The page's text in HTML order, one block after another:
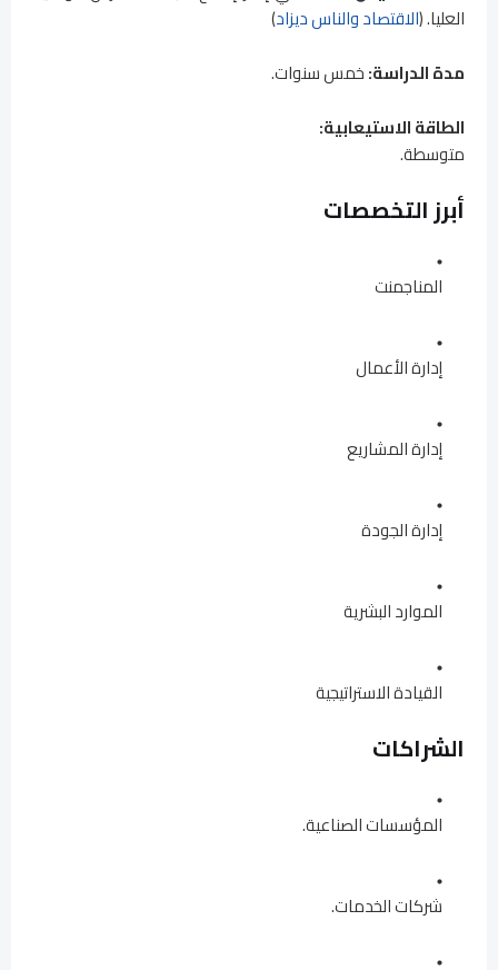
العليا. (الاقتصاد والناس ديزاد)
مدة الدراسة:خمس سنوات.
الطاقة الاستيعابية:
متوسطة.
أبرز التخصصات
المناجمنت
إدارة الأعمال
إدارة المشاريع
إدارة الجودة
الموارد البشرية
القيادة الاستراتيجية
الشراكات
المؤسسات الصناعية.
شركات الخدمات.